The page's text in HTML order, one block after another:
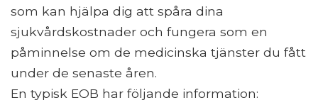
som kan hjälpa dig att spåra dina
sjukvårdskostnader och fungera som en
påminnelse om de medicinska tjänster du fått
under de senaste åren.
En typisk EOB har följande information: